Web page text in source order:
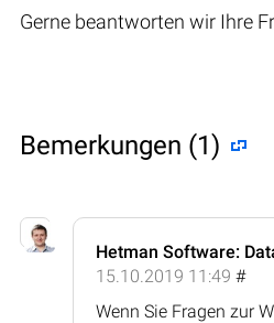
Gerne beantworten wir Ihre
Bemerkungen (1)
Hetman Software:
15.10.2019 11:49 #
Wenn Sie Fragen zur